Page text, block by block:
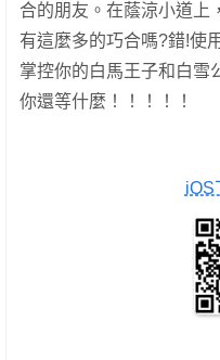
合的朋友。在蔭涼小道上
有這麼多的巧合嗎?錯!使
掌控你的白馬王子和白雪
你還等什麼！！！！！
iOS